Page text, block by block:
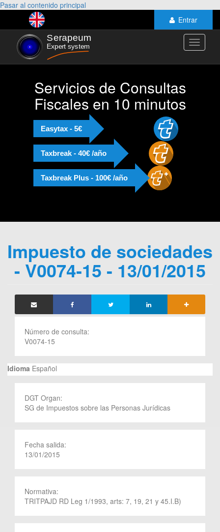
Pasar al contenido principal
Entrar
Toggle
Servicios de Consultas
Fiscales en 10 minutos
Easytax - 5€
Taxbreak - 40€ /año
Taxbreak Plus - 100€ /año
Impuesto de sociedades
- V0074-15 - 13/01/2015
Número de consulta:
V0074-15
Idioma Español
DGT Organ:
SG de Impuestos sobre las Personas Jurídicas
Fecha salida:
13/01/2015
Normativa:
TRITPAJD RD Leg 1/1993, arts: 7, 19, 21 y 45.I.B)